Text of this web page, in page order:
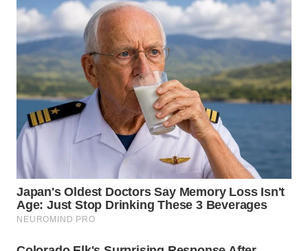
WN
KARO
WN
SIMALUNGUN
WN
LABUHANBATU
TAPANULI
TENGAH
WN DELI